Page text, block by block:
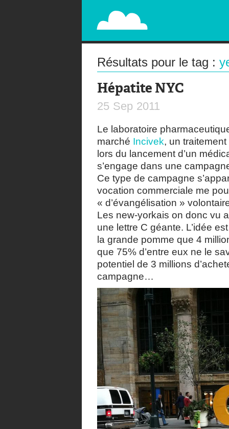
PAPERPLANE
STREET, AMBIENT, GUÉRILLA MARKETING
Résultats pour le tag :
Hépatite NYC
25 Sep 2011
Le laboratoire
marché Incivek, un
lors du lancement d’un
s’engage dans une
Ce type de campagne
vocation commerciale me
« d’évangélisation »
Les new-yorkais on donc vu
une lettre C géante. L’idée
la grande pomme que 4
que 75% d’entre eux ne le
potentiel de 3 millions
campagne…